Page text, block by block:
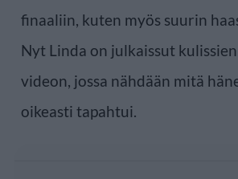
finaaliin, kuten myös suurin
Nyt Linda on julkaissut
videon, jossa nähdään mitä
oikeasti tapahtui.